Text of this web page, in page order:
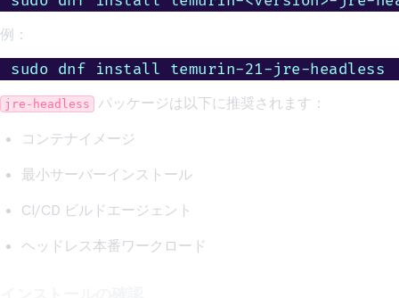
例：
sudo dnf install temurin-21-jre-headless
jre-headless パッケージは以下に推奨されます：
コンテナイメージ
最小サーバーインストール
CI/CD ビルドエージェント
ヘッドレス本番ワークロード